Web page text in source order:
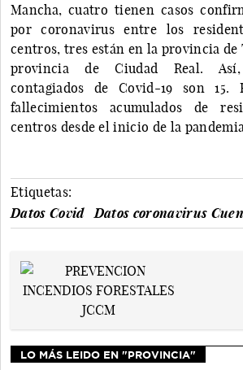
Mancha, cuatro tienen casos
por coronavirus entre los
centros, tres están en la provincia de
provincia de Ciudad Real.
contagiados de Covid-19 son
fallecimientos acumulados de
centros desde el inicio de la
Etiquetas:
Datos Covid
Datos coronavirus
LO MÁS LEIDO EN "PROVINCIA"